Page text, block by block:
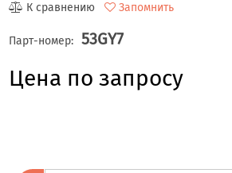
К сравнению Запомнить
Парт-номер: 53GY7
Цена по запросу